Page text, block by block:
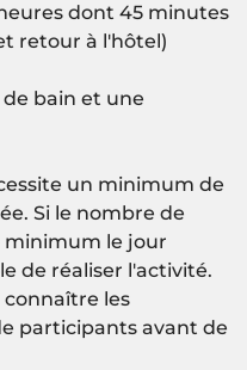
dont 45 minutes
retour à l'hôtel)
bain et une
un minimum de
Si le nombre de
le jour
de réaliser l'activité.
connaître les
participants avant de